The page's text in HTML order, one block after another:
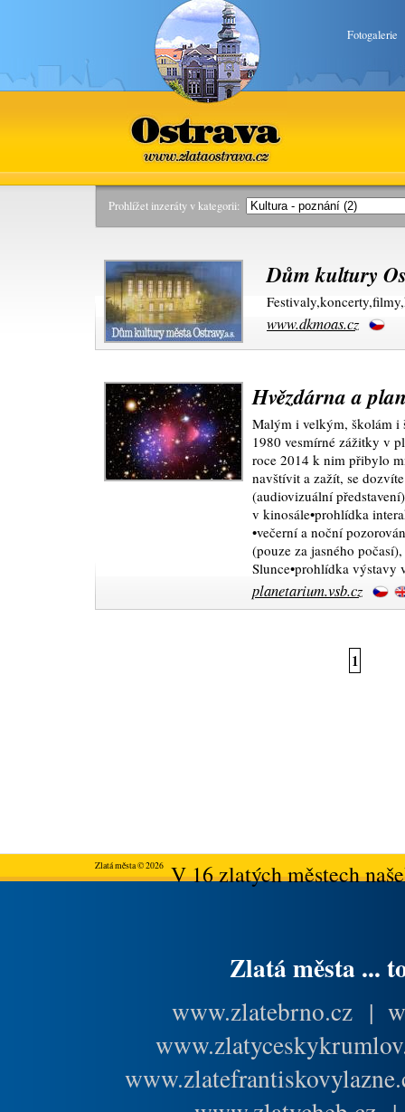
Fotogalerie
Ostrava
www.zlataostrava.cz
Prohlížet inzeráty v kategorii:
Dům kultury
www.dkmoas.cz
Hvězdárna a
Malým i velkým, školám i
1980 vesmírné zážitky v
roce 2014 k nim přibylo
navštívit a zažít, se
(audiovizuální
v kinosále•prohlídka
•večerní a noční
(pouze za jasného
Slunce•prohlídka výstavy
planetarium.vsb.cz
1
Zlatá města © 2026V 16 zlatých městech
Zlatá města ...
www.zlatebrno.cz |